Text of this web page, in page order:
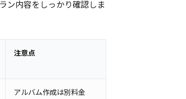
ン内容をしっかり確認しま
注意点
アルバム作成は別料金